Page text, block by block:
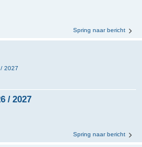
Spring naar bericht
2027
/ 2027
Spring naar bericht